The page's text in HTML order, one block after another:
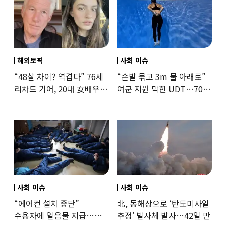
해외토픽
“48살 차이? 역겹다” 76세
리차드 기어, 20대 女배우와
사회 이슈
“손발 묶고 3m 물 아래로”
여군 지원 막힌 UDT…707
사회 이슈
“에어컨 설치 중단”
수용자에 얼음물 지급…
사회 이슈
北, 동해상으로 ‘탄도미사일
추정’ 발사체 발사…42일 만